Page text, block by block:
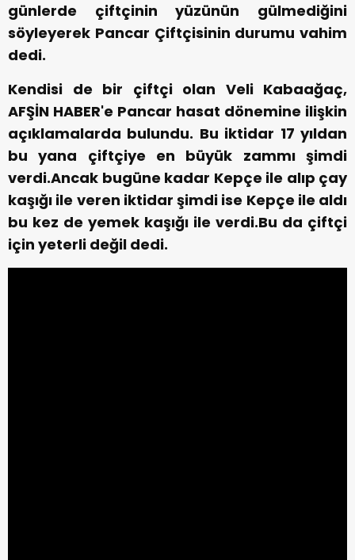
günlerde çiftçinin yüzünün gülmediğini
söyleyerek Pancar Çiftçisinin durumu vahim
dedi.
Kendisi de bir çiftçi olan Veli Kabaağaç,
AFŞİN HABER'e Pancar hasat dönemine ilişkin
açıklamalarda bulundu. Bu iktidar 17 yıldan
bu yana çiftçiye en büyük zammı şimdi
verdi.Ancak bugüne kadar Kepçe ile alıp çay
kaşığı ile veren iktidar şimdi ise Kepçe ile aldı
bu kez de yemek kaşığı ile verdi.Bu da çiftçi
için yeterli değil dedi.